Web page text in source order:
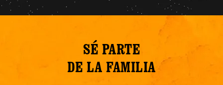
SÉ PARTE
DE LA FAMILIA